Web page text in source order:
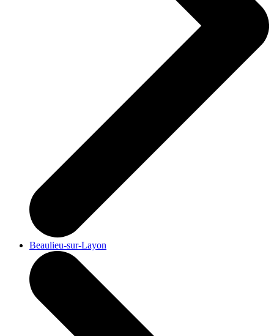
Beaulieu-sur-Layon